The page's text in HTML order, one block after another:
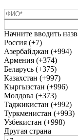
Начните вводить
Россия (+7)
Азербайджан (+994)
Армения (+374)
Беларусь (+375)
Казахстан (+997)
Кыргызстан (+996)
Молдова (+373)
Таджикистан (+992)
Туркменистан (+993)
Узбекистан (+998)
Другая страна